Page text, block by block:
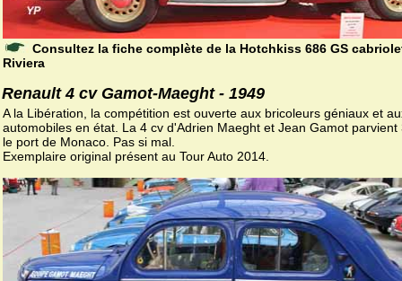
Consultez la fiche complète de la Hotchkiss 686 GS
Riviera
Renault 4 cv Gamot-Maeght - 1949
A la Libération, la compétition est ouverte aux bricoleurs géniaux et
automobiles en état. La 4 cv d'Adrien Maeght et Jean Gamot parvient
le port de Monaco. Pas si mal.
Exemplaire original présent au Tour Auto 2014.